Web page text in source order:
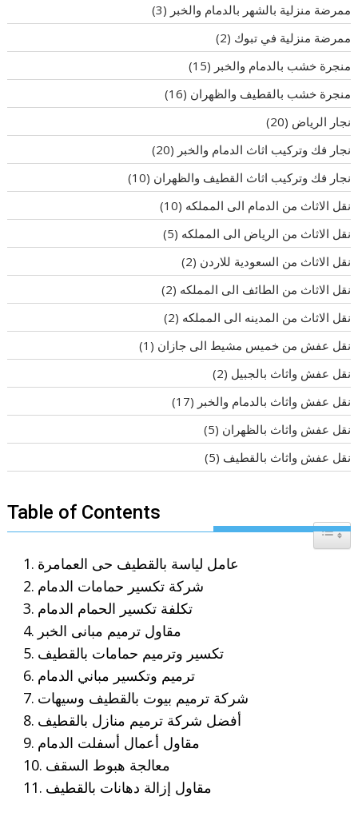
ممرضة منزلية بالشهر بالدمام والخبر (3)
ممرضة منزلية في تبوك (2)
منجرة خشب بالدمام والخبر (15)
منجرة خشب بالقطيف والظهران (16)
نجار الرياض (20)
نجار فك وتركيب اثاث الدمام والخبر (20)
نجار فك وتركيب اثاث القطيف والظهران (10)
نقل الاثاث من الدمام الى المملكه (10)
نقل الاثاث من الرياض الى المملكه (5)
نقل الاثاث من السعودية للاردن (2)
نقل الاثاث من الطائف الى المملكه (2)
نقل الاثاث من المدينه الى المملكه (2)
نقل عفش من خميس مشيط الى جازان (1)
نقل عفش واثاث بالجبيل (2)
نقل عفش واثاث بالدمام والخبر (17)
نقل عفش واثاث بالظهران (5)
نقل عفش واثاث بالقطيف (5)
Table of Contents
Toggle
عامل لياسة بالقطيف حى العمامرة
شركة تكسير حمامات الدمام
تكلفة تكسير الحمام الدمام
مقاول ترميم مبانى الخبر
تكسير وترميم حمامات بالقطيف
ترميم وتكسير مباني الدمام
شركة ترميم بيوت بالقطيف وسيهات
أفضل شركة ترميم منازل بالقطيف
مقاول أعمال أسفلت الدمام
معالجة هبوط السقف
مقاول إزالة دهانات بالقطيف